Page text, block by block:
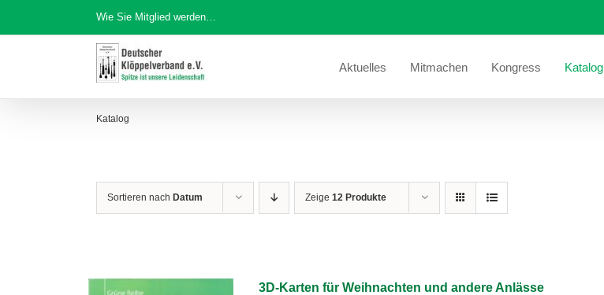
Inhalt
Wie Sie Mitglied werden…
Aktuelles Mitmachen Kongress Katalog
Katalog
Sortieren nach Datum Zeige 12 Produkte
3D-Karten für Weihnachten und andere Anlässe